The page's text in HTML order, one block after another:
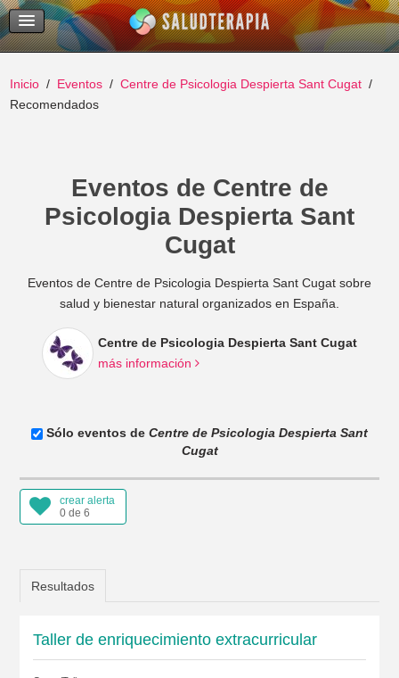
Temas Recientes
Buscar
Inicio Eventos
Centre de Psicologia Despierta Sant Cugat
Recomendados
Eventos de Centre de
Psicologia Despierta Sant
Cugat
Eventos de Centre de Psicologia Despierta Sant Cugat sobre
salud y bienestar natural organizados en España.
Centre de Psicologia Despierta Sant Cugat
más información
Sólo eventos de Centre de Psicologia Despierta Sant
Cugat
crear alerta
0 de 6
Resultados
Taller de enriquecimiento extracurricular